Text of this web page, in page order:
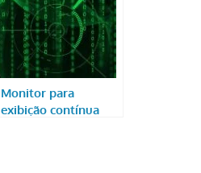
Monitor para
exibição contínua